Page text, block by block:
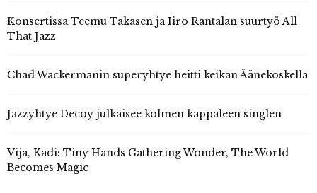
Konsertissa Teemu Takasen ja Iiro Rantalan suurtyö All
That Jazz
Chad Wackermanin superyhtye heitti keikan Äänekoskella
Jazzyhtye Decoy julkaisee kolmen kappaleen singlen
Vija, Kadi: Tiny Hands Gathering Wonder, The World
Becomes Magic